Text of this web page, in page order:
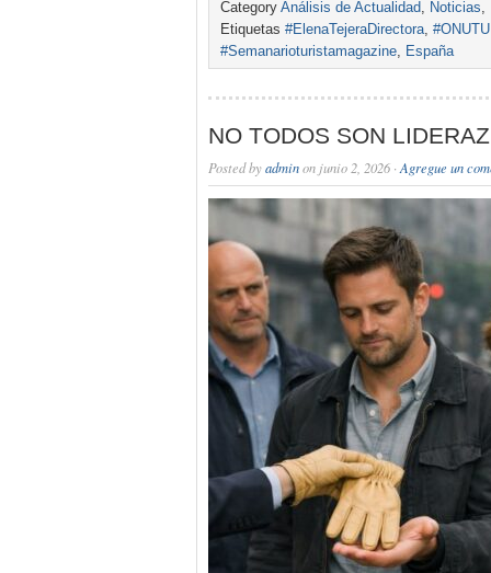
Category Análisis de Actualidad, Noticias,
Etiquetas #ElenaTejeraDirectora,
#Semanarioturistamagazine, España
NO TODOS SON
Posted byadminon junio 2, 2026 · Agregue un